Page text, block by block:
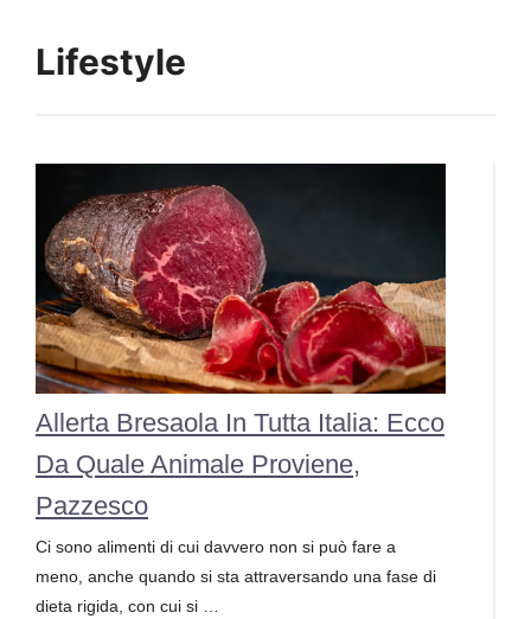
Lifestyle
Allerta Bresaola In Tutta Italia: Ecco
Da Quale Animale Proviene,
Pazzesco
Ci sono alimenti di cui davvero non si può fare a
meno, anche quando si sta attraversando una fase di
dieta rigida, con cui si …